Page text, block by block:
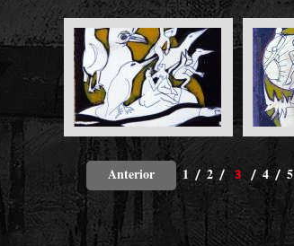
Anterior 1 / 2 / 3 / 4 / 5